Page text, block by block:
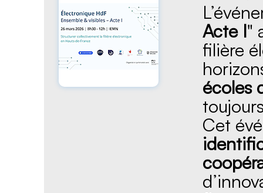
Acte I"
filière
écoles
Cet